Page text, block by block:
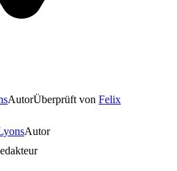
AutorÜberprüft von Felix
Autor